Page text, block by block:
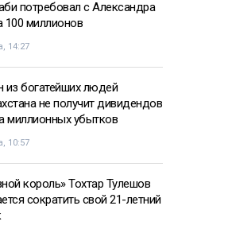
потребовал с Александра
100 миллионов
14:27
из богатейших людей
не получит дивидендов
миллионных убытков
10:57
король» Тохтар Тулешов
сократить свой 21-летний